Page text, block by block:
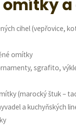
omítky
cihel (vepřovice,
omítky
sgrafito,
(marocký štuk –
a kuchyňských